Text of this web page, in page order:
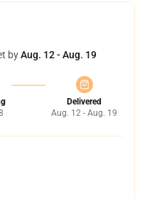
byAug. 12 - Aug. 19
Delivered
Aug. 12 - Aug. 19